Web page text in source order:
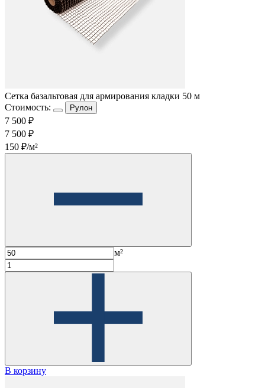
Cетка базальтовая для армирования кладки 50 м
Стоимость:
Рулон
7 500 ₽
7 500 ₽
150 ₽/м²
м²
В корзину